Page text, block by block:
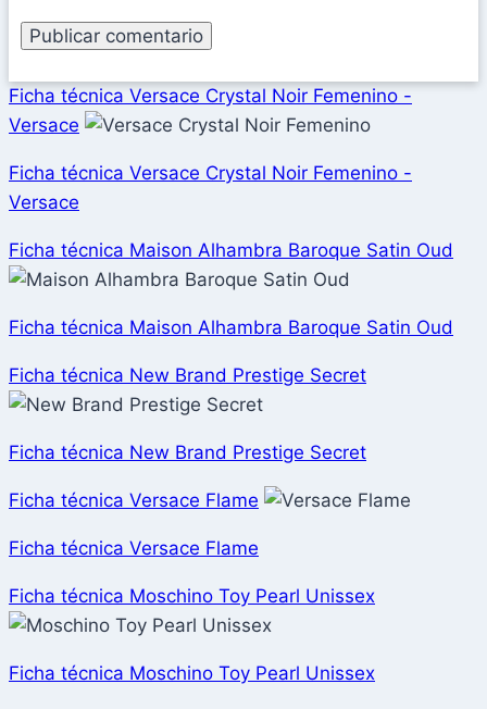
Ficha técnica Versace Crystal Noir Femenino -
Versace
Ficha técnica Versace Crystal Noir Femenino -
Versace
Ficha técnica Maison Alhambra Baroque Satin Oud
Ficha técnica Maison Alhambra Baroque Satin Oud
Ficha técnica New Brand Prestige Secret
Ficha técnica New Brand Prestige Secret
Ficha técnica Versace Flame
Ficha técnica Versace Flame
Ficha técnica Moschino Toy Pearl Unissex
Ficha técnica Moschino Toy Pearl Unissex